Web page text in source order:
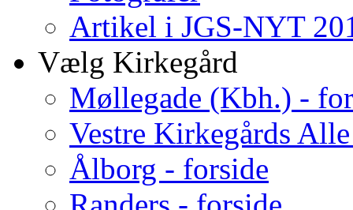
Artikel i JGS-NYT
Vælg Kirkegård
Møllegade (Kbh.) -
Vestre Kirkegårds
Ålborg - forside